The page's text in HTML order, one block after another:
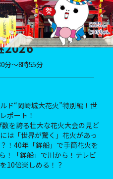
2026
分～8時55分
ド“岡崎城大花火”特別編！世
ポート！
を誇る壮大な花火大会の見ど
は「世界が驚く」花火があっ
！40年「鉾船」で手筒花火を
！「鉾船」で川から！テレビ
10倍楽しめる！？